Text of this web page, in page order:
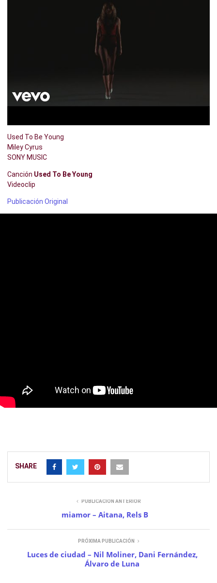
Used To Be Young
Miley Cyrus
SONY MUSIC
Canción Used To Be Young
Videoclip
Publicación Original
SHARE
PUBLICACIÓN ANTERIOR
miamor – Aitana, Rels B
PRÓXIMA PUBLICACIÓN
Luces de ciudad – Nil Moliner, Dani Fernández,
Álvaro de Luna